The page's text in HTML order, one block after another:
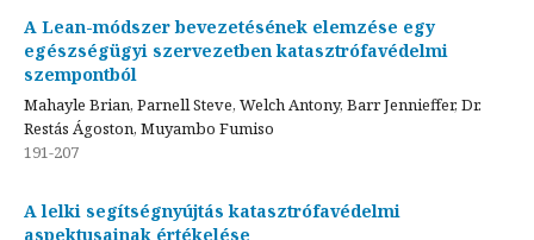
A Lean-módszer bevezetésének elemzése egy
egészségügyi szervezetben katasztrófavédelmi
szempontból
Mahayle Brian, Parnell Steve, Welch Antony, Barr Jennieffer, Dr.
Restás Ágoston, Muyambo Fumiso
191-207
A lelki segítségnyújtás katasztrófavédelmi
aspektusainak értékelése